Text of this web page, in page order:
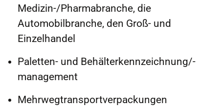
Medizin-/Pharmabranche, die
Automobilbranche, den Groß- und
Einzelhandel
Paletten- und Behälterkennzeichnung/-
management
Mehrwegtransportverpackungen